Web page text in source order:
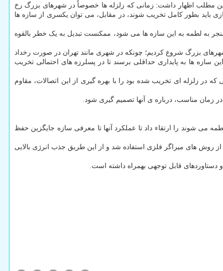
مطلب اظهار داشت: زمانی که زلزله ها خصوصاً در شهرهای بزرگ رخ
باید بطور کامل تخریب شوند، در مقابل، می توان یکسری از سازه ها
به لطمه به این سازه ها می شود، ممکنست تبدیل به یک خطر بالقوه
بزرگ شروع کردیم؛ چونکه در شهری مانند تهران در صورت رخداد
سازه ها به پایداری حداقلی برسند تا در پسلرزه های احتمالی تخریب
در زلزله ای تخریب شده بود را با بهره گیری از این اتصالات، مقاوم
در زمان مناسب، درباره ی آنها تصمیم گیری شود.
می شوند را ارتقاء داد تا عملکرد آنها تا معرفی سازه جایگزین حفظ
روش های میراگر فلزی استفاده شد و از این طریق جذب انرژی بالایی
و دستاوردهای قابل توجهی بهمراه داشته است.